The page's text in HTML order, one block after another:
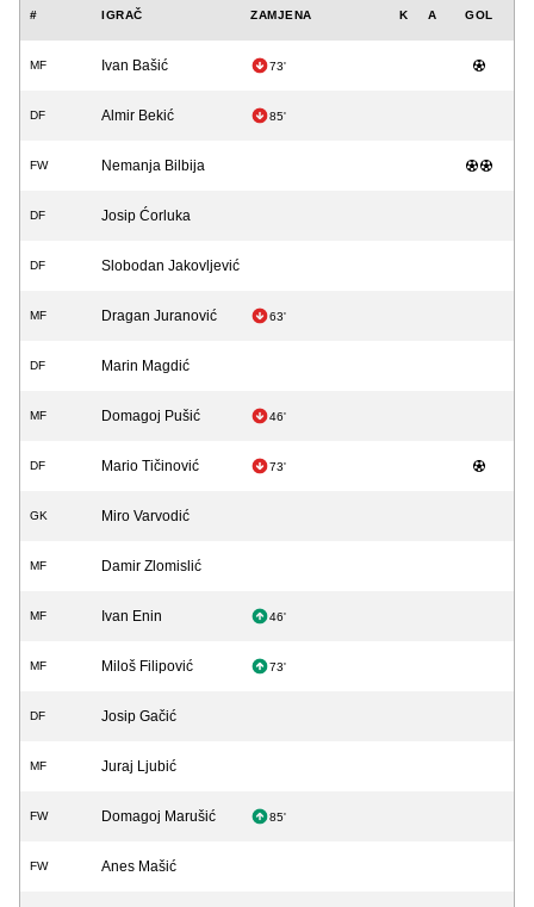
# IGRAČ ZAMJENA K A GOL
MF Ivan Bašić 73'
DF Almir Bekić 85'
FW Nemanja Bilbija
DF Josip Ćorluka
DF Slobodan Jakovljević
MF Dragan Juranović 63'
DF Marin Magdić
MF Domagoj Pušić 46'
DF Mario Tičinović 73'
GK Miro Varvodić
MF Damir Zlomislić
MF Ivan Enin 46'
MF Miloš Filipović 73'
DF Josip Gačić
MF Juraj Ljubić
FW Domagoj Marušić 85'
FW Anes Mašić